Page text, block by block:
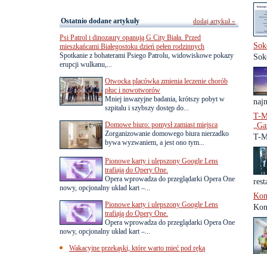
T-
T-
Ostatnio dodane artykuły
Psi Patrol i dinozaury opanują G City Biała. Przed
mieszkańcami Białegostoku dzień pełen rodzinnych
Spotkanie z bohaterami Psiego Patrolu, widowiskowe pokazy
erupcji wulkanu,...
Otwocka placówka zmienia leczenie chorób
płuc i nowotworów
Mniej inwazyjne badania, krótszy pobyt w
szpitalu i szybszy dostęp do...
Domowe biuro: pomysł zamiast miejsca
Zorganizowanie domowego biura nierzadko
bywa wyzwaniem, a jest ono tym...
Pionowe karty i ulepszony Google Lens
trafiają do Opery One.
Opera wprowadza do przeglądarki Opera One
nowy, opcjonalny układ kart –...
Pionowe karty i ulepszony Google Lens
trafiają do Opery One.
Opera wprowadza do przeglądarki Opera One
nowy, opcjonalny układ kart –...
Wakacyjne przekąski, które warto mieć pod ręką
dodaj artykuł »